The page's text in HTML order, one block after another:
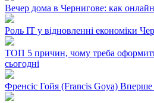
Вечер дома в Чернигове: как
Роль ІТ у відновленні економіки
ТОП 5 причин, чому треба
сьогодні
Френсіс Гойя (Francis Goya) Вперше